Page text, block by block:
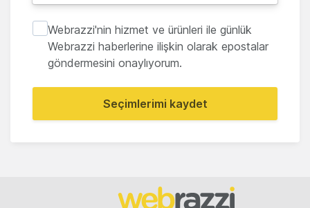
Webrazzi'nin hizmet ve ürünleri ile günlük
Webrazzi haberlerine ilişkin olarak epostalar
göndermesini onaylıyorum.
Seçimlerimi kaydet